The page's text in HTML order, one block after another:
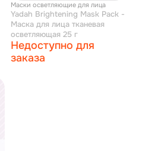
Маски осветляющие для лица
Yadah Brightening Mask Pack -
Маска для лица тканевая
осветляющая 25 г
Недоступно для
заказа